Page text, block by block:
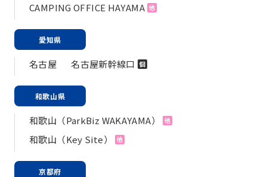
CAMPING OFFICE HAYAMA 他
愛知県
名古屋 名古屋新幹線口 個
和歌山県
和歌山（ParkBiz WAKAYAMA） 他
和歌山（Key Site） 他
京都府